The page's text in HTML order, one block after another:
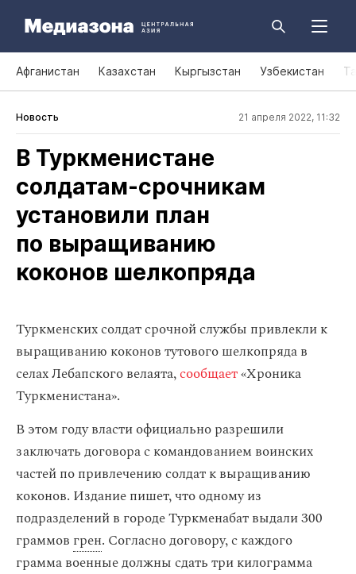
Афганистан Казахстан Кыргызстан Узбекистан
Новость 21 апреля 2022, 11:32
В Туркменистане
солдатам‑срочникам
установили план
по выращиванию
коконов шелкопряда
Туркменских солдат срочной службы привлекли к
выращиванию коконов тутового шелкопряда в
селах Лебапского велаята,сообщает«Хроника
Туркменистана».
В этом году власти официально разрешили
заключать договора с командованием воинских
частей по привлечению солдат к выращиванию
коконов. Издание пишет, что одному из
подразделений в городе Туркменабат выдали 300
граммов грен. Согласно договору, с каждого
грамма военные должны сдать три килограмма